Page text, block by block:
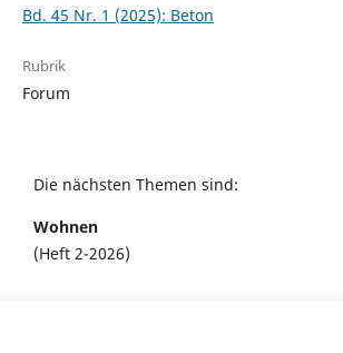
Bd. 45 Nr. 1 (2025): Beton
Rubrik
Forum
Die nächsten Themen sind:
Wohnen
(Heft 2-2026)